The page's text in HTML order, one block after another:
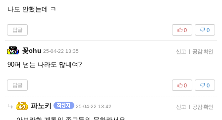
나도 안했는데 ㅋ
답글 0
0
꽃chu 25-04-22 13:35 신고 | 공감 확인
90퍼 넘는 나라도 많네여?
답글 0
0
파노키 25-04-22 13:42 신고 | 공감 확인